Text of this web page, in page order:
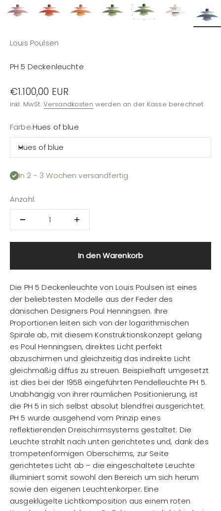
Louis Poulsen
PH 5 Deckenleuchte
Angebot
€1.100,00 EUR
inkl. MwSt. Versandkosten werden an der Kasse berechnet
Farbe:Hues of blue
Hues of blue
In 2 - 3 Wochen versandfertig
Anzahl:
In den Warenkorb
Die PH 5 Deckenleuchte von Louis Poulsen ist eines
der beliebtesten Modelle aus der Feder des
dänischen Designers Poul Henningsen. Ihre
Proportionen leiten sich von der logarithmischen
Spirale ab, mit diesem Konstruktionskonzept gelang
es Poul Henningsen, direktes Licht perfekt
abzuschirmen und gleichzeitig das indirekte Licht
gleichmäßig diffus zu streuen. Beispielhaft umgesetzt
ist dies bei der 1958 eingeführten Pendelleuchte PH 5.
Unabhängig von ihrer räumlichen Positionierung, ist
die PH 5 in sich selbst absolut blendfrei ausgerichtet.
PH 5 wurde ausgehend vom Prinzip eines
reflektierenden Dreischirmsystems gestaltet: Die
Leuchte strahlt nach unten gerichtetes und, dank des
trompetenförmigen Oberschirms, zur Seite
gerichtetes Licht ab – die eingeschaltete Leuchte
illuminiert somit sowohl den Bereich um sich herum
sowie den eigenen Leuchtenkörper. Eine
ausgeklügelte Lichtkomposition aus einem roten